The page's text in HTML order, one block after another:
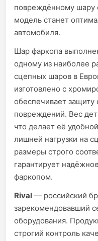
повреждённому шару
модель станет
автомобиля.
Шар фаркопа
одному из наиболее
сцепных шаров в
изготовлено с
обеспечивает защиту
повреждений. Вес
что делает её
лишней нагрузки на
размеры строго
гарантирует
фаркопом.
Rival — российский
зарекомендовавший
оборудования.
строгий контроль